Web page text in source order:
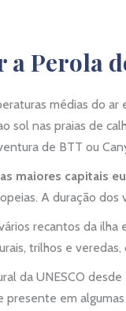
a Perola
médias do ar
sol nas praias de
de BTT ou
maiores capitais
A duração dos
recantos da
trilhos e
da UNESCO
em